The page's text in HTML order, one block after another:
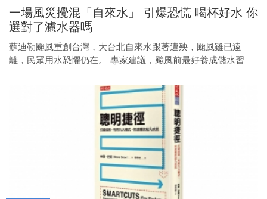
一場風災攪混「自來水」 引爆恐慌 喝杯好水 你
選對了濾水器嗎
蘇迪勒颱風重創台灣，大台北自來水跟著遭殃，颱風雖已遠
離，民眾用水恐懼仍在。 專家建議，颱風前最好養成儲水習
的濾水器，有備無患。